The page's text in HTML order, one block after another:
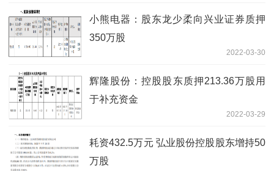
小熊电器：股东龙少柔向兴业证券质押
350万股
2022-03-30
辉隆股份：控股股东质押213.36万股用
于补充资金
2022-03-29
耗资432.5万元 弘业股份控股股东增持50
万股